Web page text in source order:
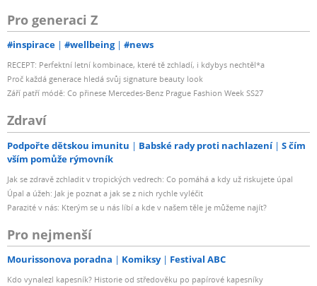
Pro generaci Z
#inspirace #wellbeing #news
RECEPT: Perfektní letní kombinace, které tě zchladí, i kdybys nechtěl*a
Proč každá generace hledá svůj signature beauty look
Září patří módě: Co přinese Mercedes-Benz Prague Fashion Week SS27
Zdraví
Podpořte dětskou imunitu Babské rady proti nachlazení
S čím
vším pomůže rýmovník
Jak se zdravě zchladit v tropických vedrech: Co pomáhá a kdy už riskujete úpal
Úpal a úžeh: Jak je poznat a jak se z nich rychle vyléčit
Parazité v nás: Kterým se u nás líbí a kde v našem těle je můžeme najít?
Pro nejmenší
Mourissonova poradna Komiksy Festival ABC
Kdo vynalezl kapesník? Historie od středověku po papírové kapesníky